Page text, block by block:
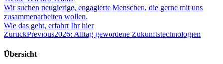
Wir suchen neugierige, engagierte Menschen, die gerne mit uns
zusammenarbeiten wollen.
Wie das geht, erfahrt Ihr hier
ZurückPrevious2026: Alltag gewordene Zukunftstechnologien
Übersicht